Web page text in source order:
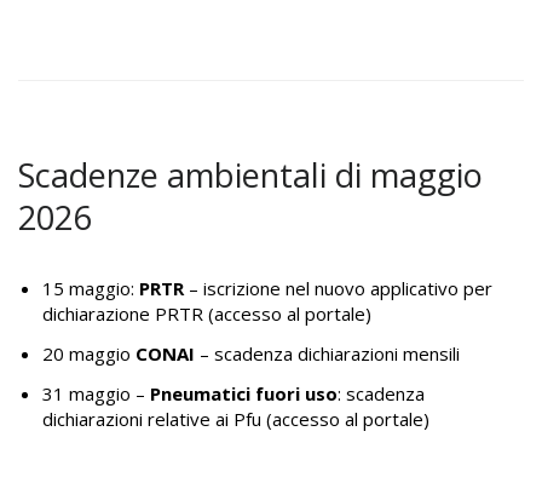
Scadenze ambientali di maggio
2026
15 maggio: PRTR– iscrizione nel nuovo applicativo per
dichiarazione PRTR (accesso al portale)
20 maggio CONAI – scadenza dichiarazioni mensili
31 maggio – Pneumatici fuori uso: scadenza
dichiarazioni relative ai Pfu (accesso al portale)